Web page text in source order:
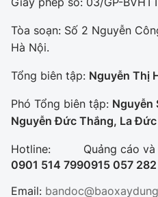
Tòa soạn: Số 2 Nguyễn
Hà Nội.
Tổng biên tập: Nguyễn Thị
Phó Tổng biên tập: Nguyễn
Nguyễn Đức Thắng, La
Hotline:
0901 514 799
Quảng cáo và
0915 057 282
Email: